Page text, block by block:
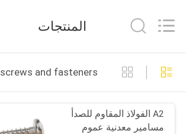
الصفحة
الرئيسية
منتجات
LTD.
المنتجات
screws and fasteners التصنيع عبر الإنترنت
A2 الفولاذ المقاوم للصدأ
مسامير معدنية عموم